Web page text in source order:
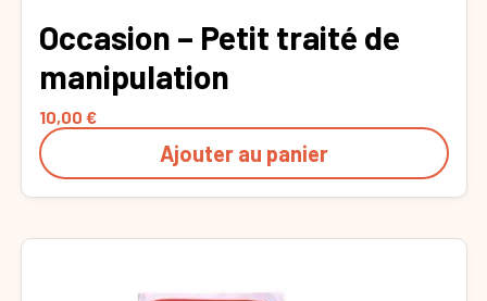
Occasion – Petit traité de
manipulation
10,00 €
Ajouter au panier